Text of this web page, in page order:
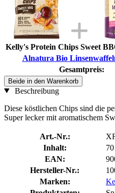
Kelly's Protein Chips Sweet
Alnatura Bio
Gesamtpreis:
Beide in den Warenkorb
Beschreibung
Diese köstlichen Chips sind die
Super lecker mit aromatischem
Art.-Nr.:
Inhalt:
EAN:
Hersteller-Nr.:
Marken: